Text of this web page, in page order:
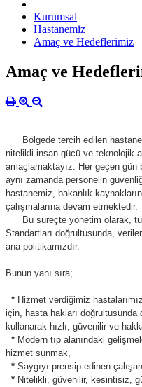
Kurumsal
Hastanemiz
Amaç ve Hedeflerimiz
Amaç ve
Bölgede tercih edilen hastane
nitelikli insan gücü ve teknolojik
amaçlamaktayız. Her geçen
aynı zamanda personelin
hastanemiz, bakanlık
çalışmalarına devam etmektedir.
Bu süreçte yönetim olarak,
Standartları doğrultusunda,
ana politikamızdır.
Bunun yanı sıra;
* Hizmet verdiğimiz
için, hasta hakları
kullanarak hızlı, güvenilir ve
* Modern tıp alanındaki
hizmet sunmak,
* Saygıyı prensip edinen
* Nitelikli, güvenilir, kesintisiz,